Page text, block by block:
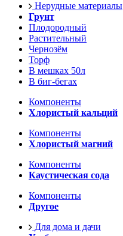
Нерудные материалы
Грунт
Плодородный
Растительный
Чернозём
Торф
В мешках 50л
В биг-бегах
Компоненты
Хлористый кальций
Компоненты
Хлористый магний
Компоненты
Каустическая сода
Компоненты
Другое
Для дома и дачи